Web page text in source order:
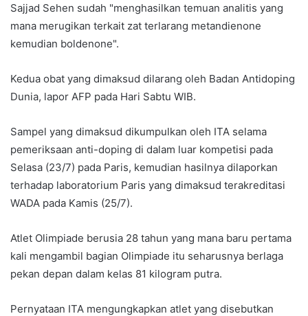
Sajjad Sehen sudah "menghasilkan temuan analitis yang
mana merugikan terkait zat terlarang metandienone
kemudian boldenone".
Kedua obat yang dimaksud dilarang oleh Badan Antidoping
Dunia, lapor AFP pada Hari Sabtu WIB.
Sampel yang dimaksud dikumpulkan oleh ITA selama
pemeriksaan anti-doping di dalam luar kompetisi pada
Selasa (23/7) pada Paris, kemudian hasilnya dilaporkan
terhadap laboratorium Paris yang dimaksud terakreditasi
WADA pada Kamis (25/7).
Atlet Olimpiade berusia 28 tahun yang mana baru pertama
kali mengambil bagian Olimpiade itu seharusnya berlaga
pekan depan dalam kelas 81 kilogram putra.
Pernyataan ITA mengungkapkan atlet yang disebutkan